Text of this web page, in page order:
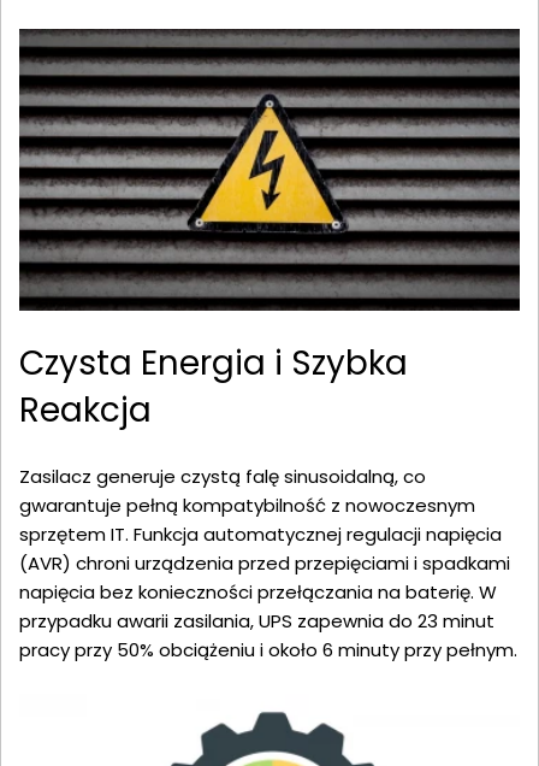
Czysta Energia i Szybka
Reakcja
Zasilacz generuje czystą falę sinusoidalną, co
gwarantuje pełną kompatybilność z nowoczesnym
sprzętem IT. Funkcja automatycznej regulacji napięcia
(AVR) chroni urządzenia przed przepięciami i spadkami
napięcia bez konieczności przełączania na baterię. W
przypadku awarii zasilania, UPS zapewnia do 23 minut
pracy przy 50% obciążeniu i około 6 minuty przy pełnym.